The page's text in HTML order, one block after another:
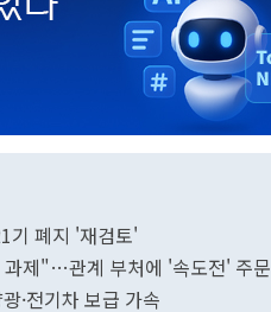
기 폐지 '재검토'
과제"…관계 부처에 '속도전' 주문
·전기차 보급 가속